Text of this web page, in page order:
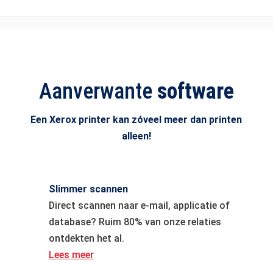
Aanverwante software
Een Xerox printer kan zóveel meer dan printen
alleen!
Slimmer scannen
Direct scannen naar e-mail, applicatie of
database? Ruim 80% van onze relaties
ontdekten het al.
Lees meer